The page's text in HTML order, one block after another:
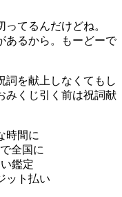
てるんだけどね。
あるから。もーどーで
詞を献上しなくてもし
みくじ引く前は祝詞献
時間に
全国に
鑑定
ット払い